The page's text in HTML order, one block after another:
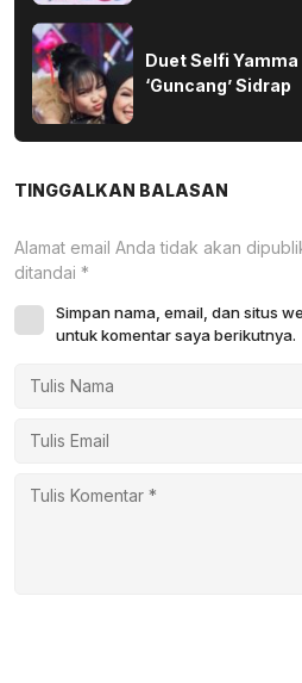
Duet Selfi
‘Guncang’ Sidrap
TINGGALKAN BALASAN
Alamat email Anda tidak akan
ditandai *
Simpan nama, email, dan situs
untuk komentar saya berikutnya.